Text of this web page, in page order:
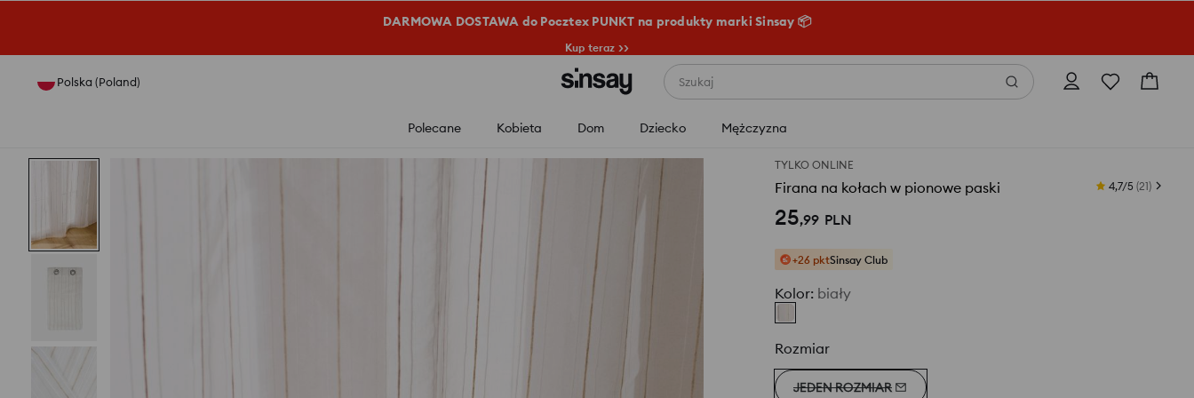
DARMOWA DOSTAWA do Pocztex PUNKT na produkty marki Sinsay 📦
Kup teraz >>
Polska (Poland) Szukaj
Polecane Kobieta Dom Dziecko Mężczyzna
TYLKO ONLINE
Firana na kołach w pionowe paski 4,7/5 (21)
25,99 PLN
+26 pktSinsay Club
Kolor: biały
Rozmiar
JEDEN ROZMIAR